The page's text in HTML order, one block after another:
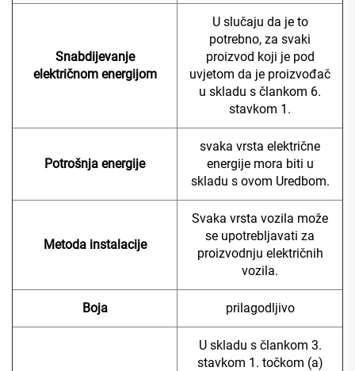
Snabdijevanje
električnom energijom
U slučaju da je to
potrebno, za svaki
proizvod koji je pod
uvjetom da je proizvođač
u skladu s člankom 6.
stavkom 1.
Potrošnja energije
svaka vrsta električne
energije mora biti u
skladu s ovom Uredbom.
Metoda instalacije
Svaka vrsta vozila može
se upotrebljavati za
proizvodnju električnih
vozila.
Boja prilagodljivo
U skladu s člankom 3.
stavkom 1. točkom (a)